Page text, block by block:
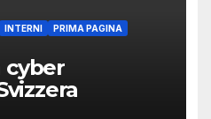
INTERNI
PRIMA PAGINA
cyber